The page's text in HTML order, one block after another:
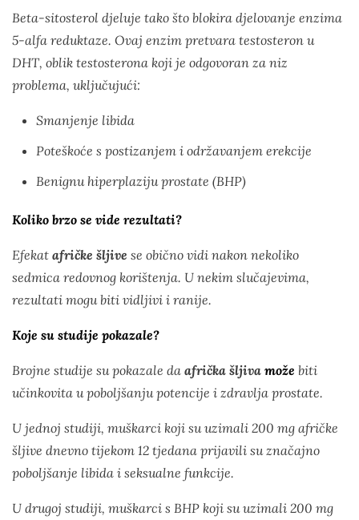
Beta-sitosterol djeluje tako što blokira djelovanje enzima
5-alfa reduktaze. Ovaj enzim pretvara testosteron u
DHT, oblik testosterona koji je odgovoran za niz
problema, uključujući:
Smanjenje libida
Poteškoće s postizanjem i održavanjem erekcije
Benignu hiperplaziju prostate (BHP)
Koliko brzo se vide rezultati?
Efekat afričke šljive se obično vidi nakon nekoliko
sedmica redovnog korištenja. U nekim slučajevima,
rezultati mogu biti vidljivi i ranije.
Koje su studije pokazale?
Brojne studije su pokazale da afrička šljiva može biti
učinkovita u poboljšanju potencije i zdravlja prostate.
U jednoj studiji, muškarci koji su uzimali 200 mg afričke
šljive dnevno tijekom 12 tjedana prijavili su značajno
poboljšanje libida i seksualne funkcije.
U drugoj studiji, muškarci s BHP koji su uzimali 200 mg